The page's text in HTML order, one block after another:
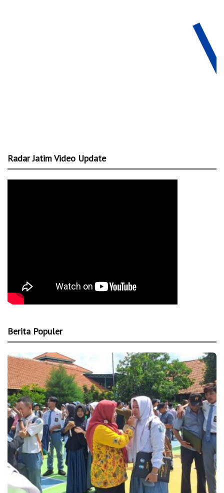
Radar Jatim Video Update
Berita Populer